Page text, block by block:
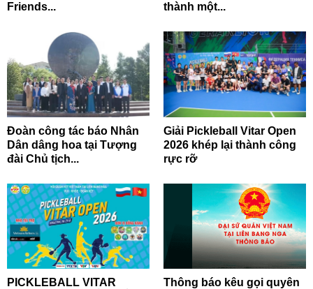
Friends...
thành một...
Đoàn công tác báo Nhân
Dân dâng hoa tại Tượng
đài Chủ tịch...
Giải Pickleball Vitar Open
2026 khép lại thành công
rực rỡ
PICKLEBALL VITAR
Thông báo kêu gọi quyên